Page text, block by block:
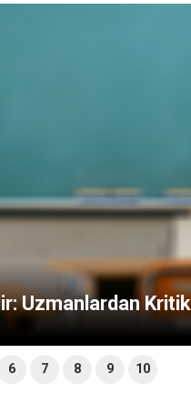
Kısıtlandı:
6 7 8 9 10